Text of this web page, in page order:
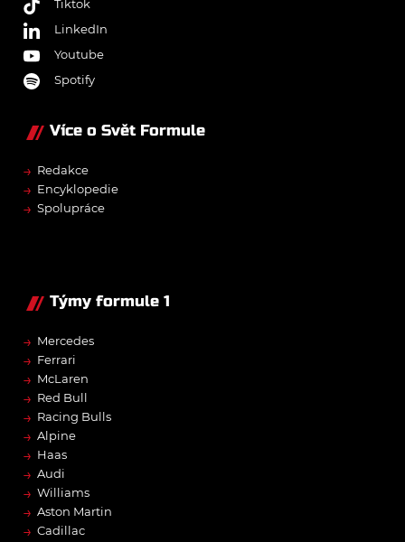
Tiktok
LinkedIn
Youtube
Spotify
Více o Svět Formule
→ Redakce
→ Encyklopedie
→ Spolupráce
Týmy formule 1
→ Mercedes
→ Ferrari
→ McLaren
→ Red Bull
→ Racing Bulls
→ Alpine
→ Haas
→ Audi
→ Williams
→ Aston Martin
→ Cadillac